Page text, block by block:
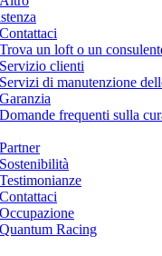
Contattaci
Trova un loft o un
Servizio clienti
Servizi di manutenzione
Garanzia
Domande frequenti sulla
Partner
Sostenibilità
Testimonianze
Contattaci
Occupazione
Quantum Racing